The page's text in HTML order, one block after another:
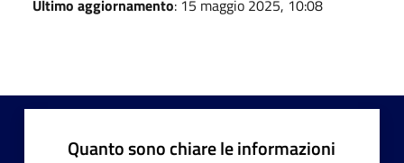
Ultimo aggiornamento: 15 maggio 2025, 10:08
Quanto sono chiare le informazioni